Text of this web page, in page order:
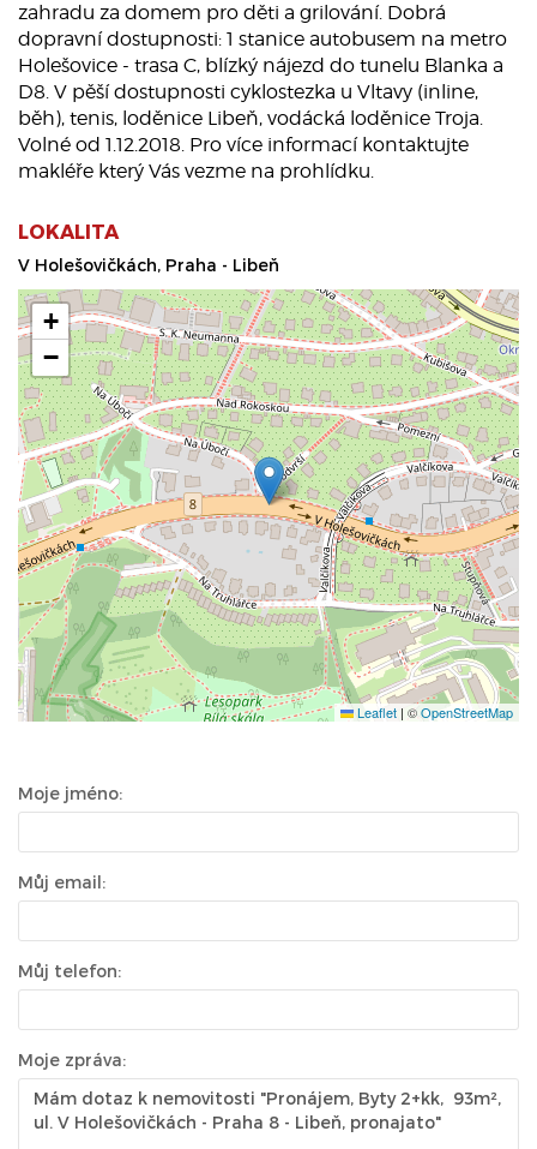
zahradu za domem pro děti a grilování. Dobrá
dopravní dostupnosti: 1 stanice autobusem na metro
Holešovice - trasa C, blízký nájezd do tunelu Blanka a
D8. V pěší dostupnosti cyklostezka u Vltavy (inline,
běh), tenis, loděnice Libeň, vodácká loděnice Troja.
Volné od 1.12.2018. Pro více informací kontaktujte
makléře který Vás vezme na prohlídku.
LOKALITA
V Holešovičkách, Praha - Libeň
+
−
Leaflet | ©OpenStreetMap
Moje jméno:
Můj email:
Můj telefon:
Moje zpráva: